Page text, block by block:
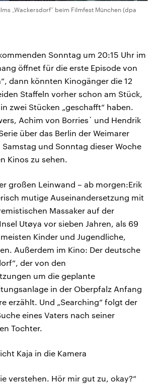
„Wackersdorf“ beim Filmfest München (dpa
Sonntag um 20:15 Uhr im
öffnet für die erste Episode von
dann könnten Kinogänger die 12
Staffeln vorher schon am Stück,
zwei Stücken „geschafft“ haben.
Achim von Borries´ und Hendrik
über das Berlin der Weimarer
Samstag und Sonntag dieser Woche
Kinos zu sehen.
großen Leinwand – ab morgen:Erik
mutige Auseinandersetzung mit
Massaker auf der
Utøya vor sieben Jahren, als 69
Kinder und Jugendliche,
Außerdem im Kino: Der deutsche
der von den
um die geplante
in der Oberpfalz Anfang
erzählt. Und „Searching“ folgt der
eines Vaters nach seiner
Tochter.
Kaja in die Kamera
verstehen. Hör mir gut zu, okay?“